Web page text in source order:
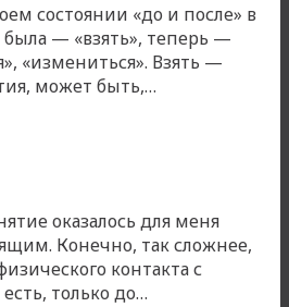
состоянии «до и после» в
— «взять», теперь —
«измениться». Взять —
может быть,…
оказалось для меня
Конечно, так сложнее,
контакта с
только до…